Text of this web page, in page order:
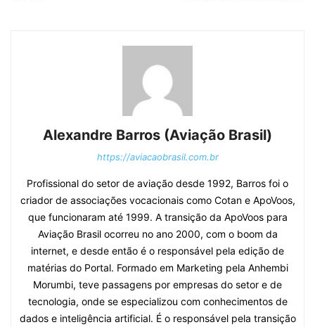
Alexandre Barros (Aviação Brasil)
https://aviacaobrasil.com.br
Profissional do setor de aviação desde 1992, Barros foi o
criador de associações vocacionais como Cotan e ApoVoos,
que funcionaram até 1999. A transição da ApoVoos para
Aviação Brasil ocorreu no ano 2000, com o boom da
internet, e desde então é o responsável pela edição de
matérias do Portal. Formado em Marketing pela Anhembi
Morumbi, teve passagens por empresas do setor e de
tecnologia, onde se especializou com conhecimentos de
dados e inteligência artificial. É o responsável pela transição